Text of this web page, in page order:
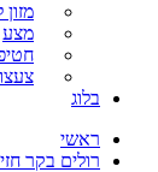
מצע
בלוג
ראשי
רולים בקר